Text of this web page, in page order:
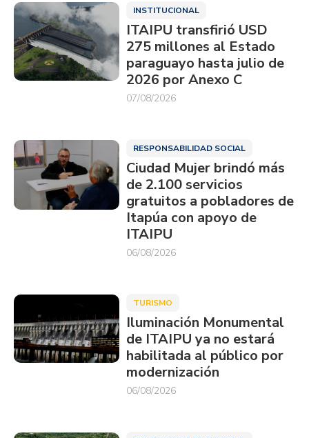
INSTITUCIONAL
ITAIPU transfirió USD
275 millones al Estado
paraguayo hasta julio de
2026 por Anexo C
07/08/2026
RESPONSABILIDAD SOCIAL
Ciudad Mujer brindó más
de 2.100 servicios
gratuitos a pobladores de
Itapúa con apoyo de
ITAIPU
06/08/2026
TURISMO
Iluminación Monumental
de ITAIPU ya no estará
habilitada al público por
modernización
06/08/2026